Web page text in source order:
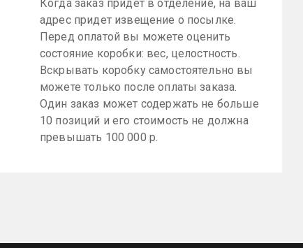
Когда заказ придет в отделение, на ваш
адрес придет извещение о посылке.
Перед оплатой вы можете оценить
состояние коробки: вес, целостность.
Вскрывать коробку самостоятельно вы
можете только после оплаты заказа.
Один заказ может содержать не больше
10 позиций и его стоимость не должна
превышать 100 000 р.